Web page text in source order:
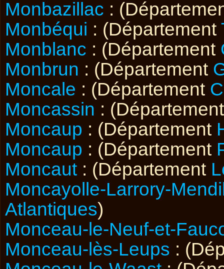
Monbazillac :
Monbéqui : (Département
Monblanc : (Département
Monbrun : (Département
Moncale : (Département
Moncassin :
Moncaup : (Département
Moncaup : (Département
Moncaut : (Département
Moncayolle-Larrory-
Atlantiques)
Monceau-le-Neuf-et-
Monceau-lès-Leups :